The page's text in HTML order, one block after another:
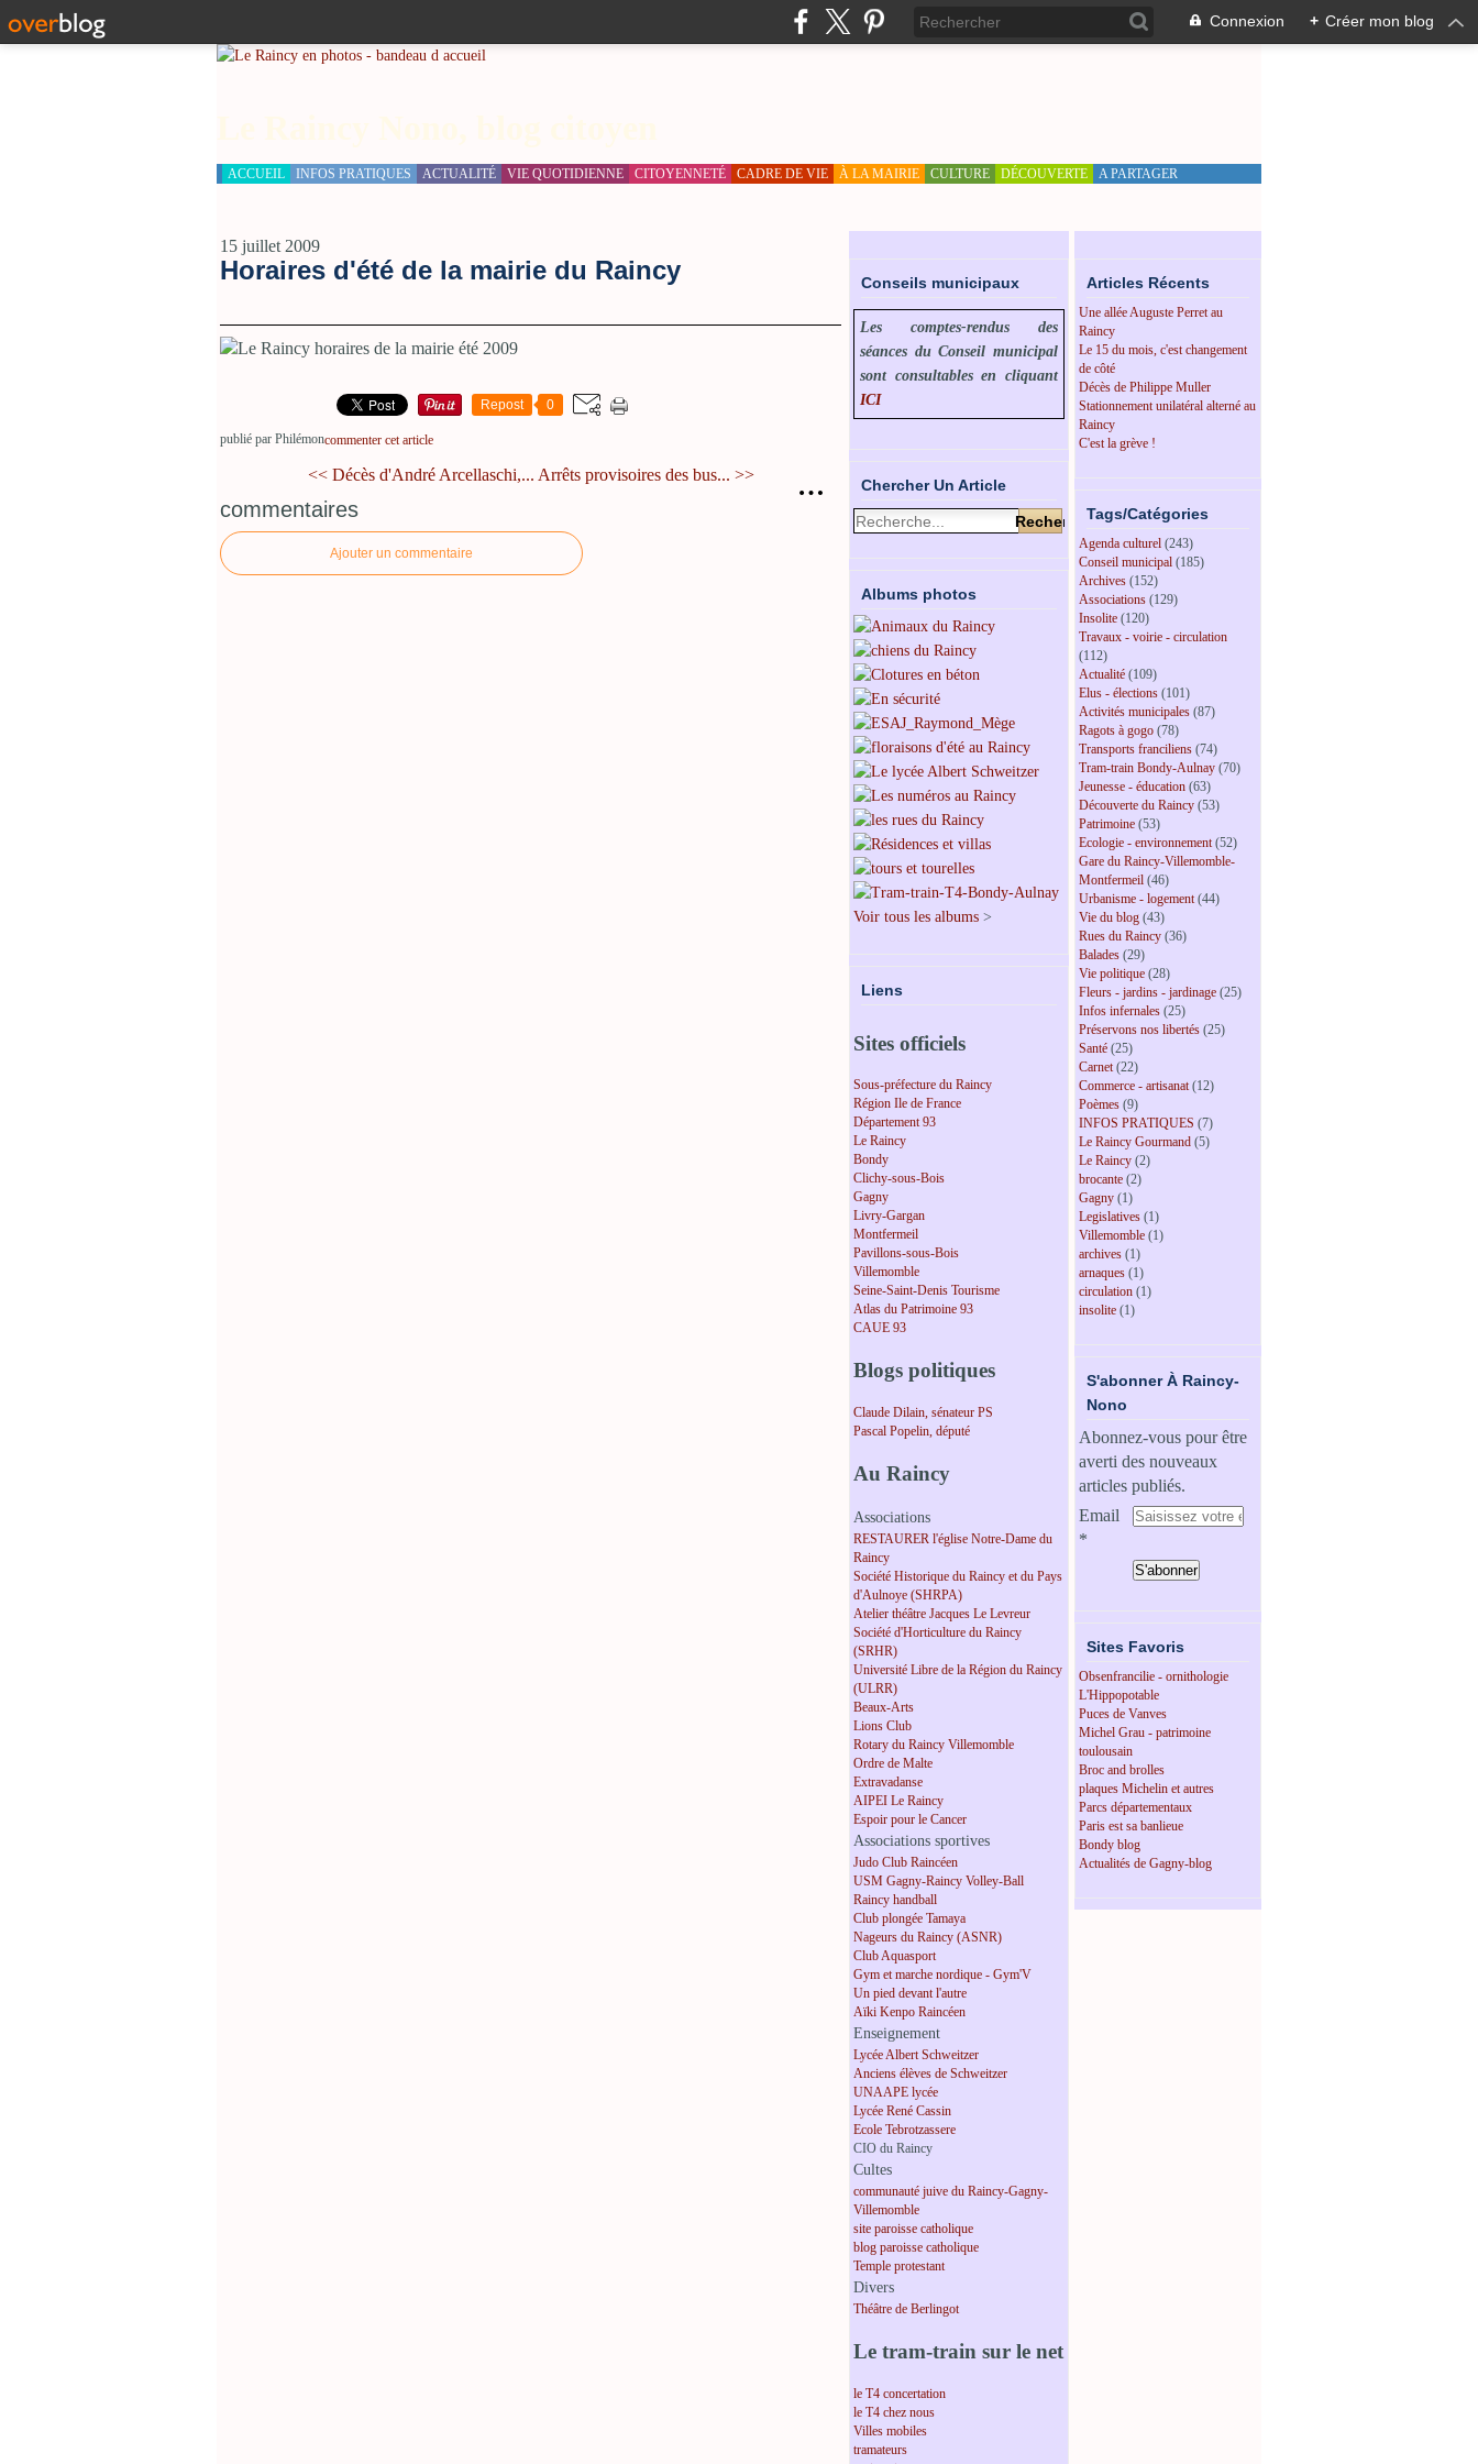
Connexion + Créer mon blog
ACCUEIL INFOS PRATIQUES ACTUALITÉ VIE QUOTIDIENNE CITOYENNETÉ CADRE DE VIE À LA MAIRIE CULTURE DÉCOUVERTE A PARTAGER
15 juillet 2009
Horaires d'été de la mairie du Raincy
Repost 0
publié par Philémoncommenter cet article
…
<< Décès d'André Arcellaschi,... Arrêts provisoires des bus... >>
commentaires
Ajouter un commentaire
Conseils municipaux
Les comptes-rendus des
séances du Conseil municipal
sont consultables en cliquant
ICI
Chercher Un Article
Albums photos
Voir tous les albums >
Liens
Sites officiels
Sous-préfecture du Raincy
Région Ile de France
Département 93
Le Raincy
Bondy
Clichy-sous-Bois
Gagny
Livry-Gargan
Montfermeil
Pavillons-sous-Bois
Villemomble
Seine-Saint-Denis Tourisme
Atlas du Patrimoine 93
CAUE 93
Blogs politiques
Claude Dilain, sénateur PS
Pascal Popelin, député
Au Raincy
Associations
RESTAURER l'église Notre-Dame du
Raincy
Société Historique du Raincy et du Pays
d'Aulnoye (SHRPA)
Atelier théâtre Jacques Le Levreur
Société d'Horticulture du Raincy
(SRHR)
Université Libre de la Région du Raincy
(ULRR)
Beaux-Arts
Lions Club
Rotary du Raincy Villemomble
Ordre de Malte
Extravadanse
AIPEI Le Raincy
Espoir pour le Cancer
Associations sportives
Judo Club Raincéen
USM Gagny-Raincy Volley-Ball
Raincy handball
Club plongée Tamaya
Nageurs du Raincy (ASNR)
Club Aquasport
Gym et marche nordique - Gym'V
Un pied devant l'autre
Aïki Kenpo Raincéen
Enseignement
Lycée Albert Schweitzer
Anciens élèves de Schweitzer
UNAAPE lycée
Lycée René Cassin
Ecole Tebrotzassere
CIO du Raincy
Cultes
communauté juive du Raincy-Gagny-
Villemomble
site paroisse catholique
blog paroisse catholique
Temple protestant
Divers
Théâtre de Berlingot
Le tram-train sur le net
le T4 concertation
le T4 chez nous
Villes mobiles
tramateurs
Articles Récents
Une allée Auguste Perret au
Raincy
Le 15 du mois, c'est changement
de côté
Décès de Philippe Muller
Stationnement unilatéral alterné au
Raincy
C'est la grève !
Tags/Catégories
Agenda culturel (243)
Conseil municipal (185)
Archives (152)
Associations (129)
Insolite (120)
Travaux - voirie - circulation
(112)
Actualité (109)
Elus - élections (101)
Activités municipales (87)
Ragots à gogo (78)
Transports franciliens (74)
Tram-train Bondy-Aulnay (70)
Jeunesse - éducation (63)
Découverte du Raincy (53)
Patrimoine (53)
Ecologie - environnement(52)
Gare du Raincy-Villemomble-
Montfermeil (46)
Urbanisme - logement(44)
Vie du blog (43)
Rues du Raincy (36)
Balades (29)
Vie politique (28)
Fleurs - jardins - jardinage (25)
Infos infernales (25)
Préservons nos libertés (25)
Santé (25)
Carnet(22)
Commerce - artisanat(12)
Poèmes (9)
INFOS PRATIQUES (7)
Le Raincy Gourmand (5)
Le Raincy (2)
brocante (2)
Gagny (1)
Legislatives (1)
Villemomble (1)
archives (1)
arnaques (1)
circulation (1)
insolite (1)
S'abonner À Raincy-
Nono
Abonnez-vous pour être
averti des nouveaux
articles publiés.
Email
Sites Favoris
Obsenfrancilie - ornithologie
L'Hippopotable
Puces de Vanves
Michel Grau - patrimoine
toulousain
Broc and brolles
plaques Michelin et autres
Parcs départementaux
Paris est sa banlieue
Bondy blog
Actualités de Gagny-blog